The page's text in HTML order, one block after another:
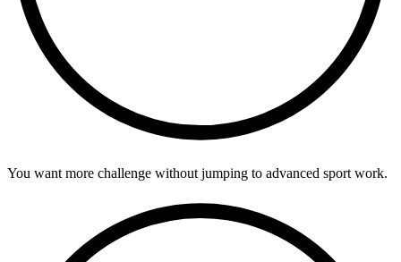
You want more challenge without jumping to advanced sport work.